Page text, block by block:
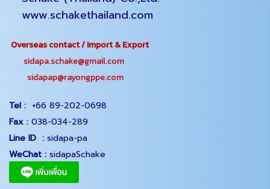
www.schakethailand.com
Overseas contact / Import & Export
sidapa.schake@gmail.com
sidapap@rayongppe.com
Tel : +66 89-202-0698
Fax : 038-034-289
Line ID : sidapa-pa
WeChat : sidapaSchake